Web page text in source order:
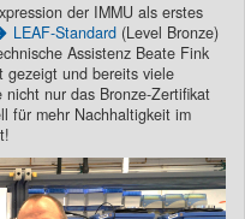
der IMMU als erstes
LEAF-Standard (Level Bronze)
Assistenz Beate Fink
gezeigt und bereits viele
nur das Bronze-Zertifikat
für mehr Nachhaltigkeit im